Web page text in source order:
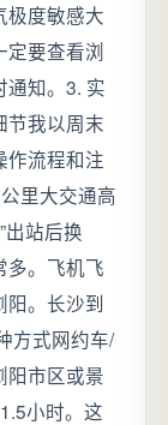
极度敏感大
定要查看浏
通知。3. 实
节我以周末
作流程和注
里大交通高
出站后换
多。飞机飞
阳。长沙到
方式网约车/
阳市区或景
小时。这